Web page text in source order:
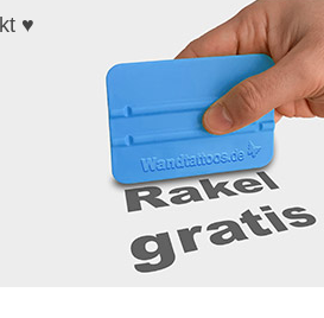
♥